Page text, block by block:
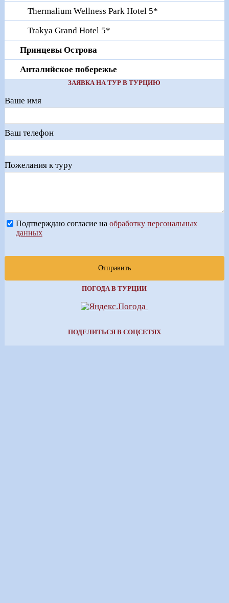
Thermalium Wellness Park Hotel 5*
Trakya Grand Hotel 5*
Принцевы Острова
Анталийское побережье
ЗАЯВКА НА ТУР В ТУРЦИЮ
Ваше имя
Ваш телефон
Пожелания к туру
Подтверждаю согласие на обработку персональных
данных
Отправить
ПОГОДА В ТУРЦИИ
ПОДЕЛИТЬСЯ В СОЦСЕТЯХ